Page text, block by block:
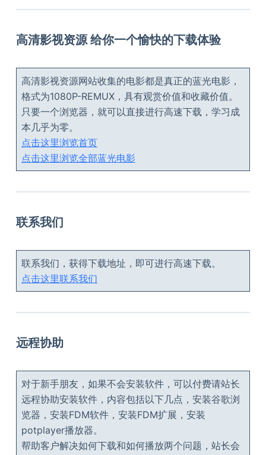
高清影视资源 给你一个愉快的下载体验
高清影视资源网站收集的电影都是真正的蓝光电影，
格式为1080P-REMUX，具有观赏价值和收藏价值。
只要一个浏览器，就可以直接进行高速下载，学习成
本几乎为零。
点击这里浏览首页
点击这里浏览全部蓝光电影
联系我们
联系我们，获得下载地址，即可进行高速下载。
点击这里联系我们
远程协助
对于新手朋友，如果不会安装软件，可以付费请站长
远程协助安装软件，内容包括以下几点，安装谷歌浏
览器，安装FDM软件，安装FDM扩展，安装
potplayer播放器。
帮助客户解决如何下载和如何播放两个问题，站长会